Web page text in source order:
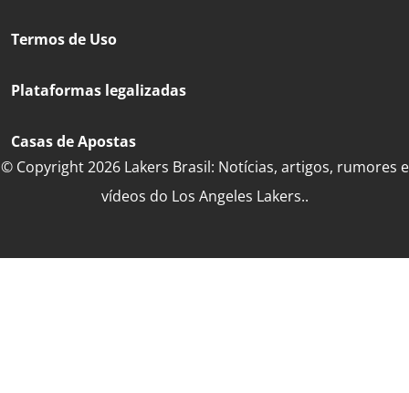
Termos de Uso
Plataformas legalizadas
Casas de Apostas
© Copyright 2026 Lakers Brasil: Notícias, artigos, rumores e
vídeos do Los Angeles Lakers..